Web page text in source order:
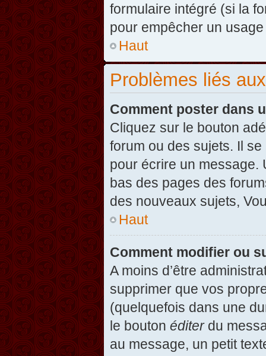
formulaire intégré (si la
pour empêcher un
Haut
Problèmes liés
Comment poster dans
Cliquez sur le bouton
forum ou des sujets. Il
pour écrire un message.
bas des pages des
des nouveaux sujets,
Haut
Comment modifier ou
A moins d’être
supprimer que vos
(quelquefois dans une
le bouton éditerdu
au message, un petit